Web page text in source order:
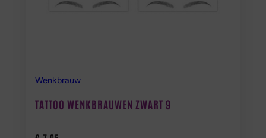
Wenkbrauw
TATTOO WENKBRAUWEN ZWART 9